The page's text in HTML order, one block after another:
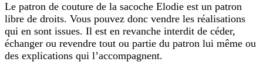
Le patron de couture de la sacoche Elodie est un patron
libre de droits. Vous pouvez donc vendre les réalisations
qui en sont issues. Il est en revanche interdit de céder,
échanger ou revendre tout ou partie du patron lui même ou
des explications qui l’accompagnent.